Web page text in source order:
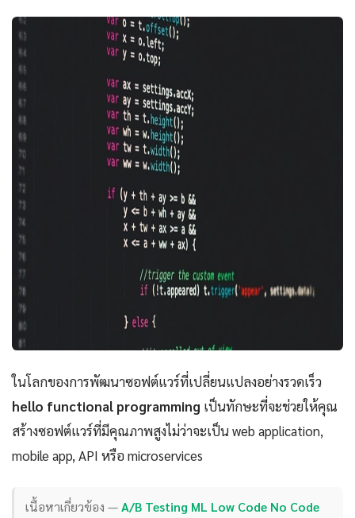
ในโลกของการพัฒนาซอฟต์แวร์ที่เปลี่ยนแปลงอย่างรวดเร็ว
hello functional programming เป็นทักษะที่จะช่วยให้คุณ
สร้างซอฟต์แวร์ที่มีคุณภาพสูงไม่ว่าจะเป็น web application,
mobile app, API หรือ microservices
เนื้อหาเกี่ยวข้อง —A/B Testing ML Low Code No Code